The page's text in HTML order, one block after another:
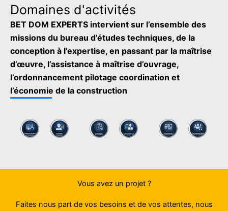
Domaines d'activités
BET DOM EXPERTS intervient sur l’ensemble des
missions du bureau d’études techniques, de la
conception à l’expertise, en passant par la maîtrise
d’œuvre, l’assistance à maîtrise d’ouvrage,
l’ordonnancement pilotage coordination et
l’économie de la construction
Vous avez un projet ?
Faites nous part de vos besoins et de vos attentes, nous